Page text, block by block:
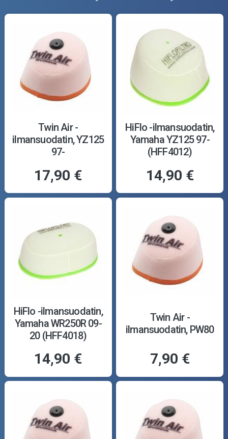
Twin Air -
ilmansuodatin, YZ125
97-
17,90 €
HiFlo -ilmansuodatin,
Yamaha YZ125 97-
(HFF4012)
14,90 €
HiFlo -ilmansuodatin,
Yamaha WR250R 09-
20 (HFF4018)
14,90 €
Twin Air -
ilmansuodatin, PW80
7,90 €